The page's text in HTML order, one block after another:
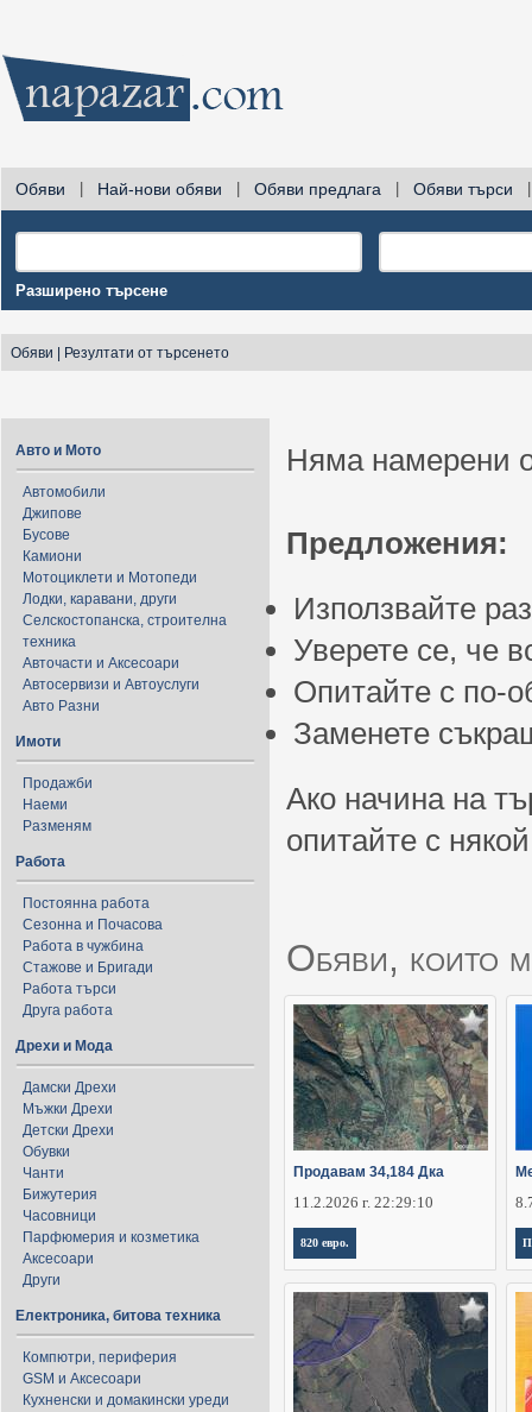
Обяви Най-нови обяви Обяви предлага Обяви търси
Разширено търсене
Обяви Резултати от търсенето
Авто и Мото
Автомобили
Джипове
Бусове
Камиони
Мотоциклети и Мотопеди
Лодки, каравани, други
Селскостопанска, строителна
техника
Авточасти и Аксесоари
Автосервизи и Автоуслуги
Авто Разни
Имоти
Продажби
Наеми
Разменям
Работа
Постоянна работа
Сезонна и Почасова
Работа в чужбина
Стажове и Бригади
Работа търси
Друга работа
Дрехи и Мода
Дамски Дрехи
Мъжки Дрехи
Детски Дрехи
Обувки
Чанти
Бижутерия
Часовници
Парфюмерия и козметика
Аксесоари
Други
Електроника, битова техника
Компютри, периферия
GSM и Аксесоари
Кухненски и домакински уреди
Няма намерени
Предложения:
Използвайте
Уверете се, че
Опитайте с по-
Заменете
Ако начина на
опитайте с
Обяви, които
Продавам 34,184 Дка
11.2.2026 г. 22:29:10
820 евро.